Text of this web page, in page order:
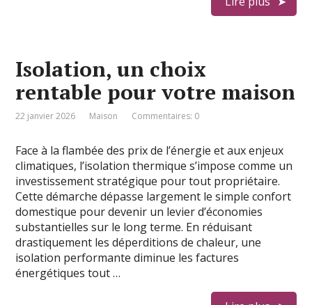
Isolation, un choix
rentable pour votre maison
22 janvier 2026 Maison Commentaires: 0
Face à la flambée des prix de l’énergie et aux enjeux
climatiques, l’isolation thermique s’impose comme un
investissement stratégique pour tout propriétaire.
Cette démarche dépasse largement le simple confort
domestique pour devenir un levier d’économies
substantielles sur le long terme. En réduisant
drastiquement les déperditions de chaleur, une
isolation performante diminue les factures
énergétiques tout …